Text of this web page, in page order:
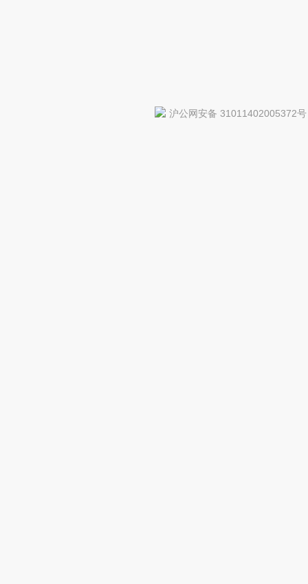
沪公网安备 31011402005372号